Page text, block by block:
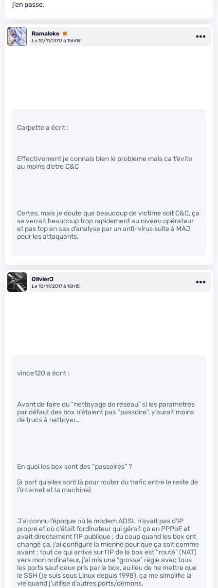
j’en passe.
Ramaloke Premium
Le 10/11/2017 à 15h09
Carpette a écrit :
Effectivement je connais bien le probleme mais ca t’evite
au moins d’etre C&C
Certes, mais je doute que beaucoup de victime soit C&C, ça
se verrait beaucoup trop rapidement au niveau opérateur
et pas top en cas d’analyse par un anti-virus suite à MAJ
pour les attaquants.
OlivierJ
Le 10/11/2017 à 15h15
vince120 a écrit :
Avant de faire du “nettoyage de réseau” si les paramètres
par défaut des box n’étaient pas “passoire”, y’aurait moins
de trucs à nettoyer…
En quoi les box sont des “passoires” ?
(à part qu’elles sont là pour router du trafic entre le reste de
l’Internet et ta machine)
J’ai connu l’époque où le modem ADSL n’avait pas d’IP
propre et où c’était l’ordinateur qui gérait ça en PPPoE et
avait directement l’IP publique ; du coup quand les box ont
changé ça, j’ai configuré la mienne pour que ça soit comme
avant : tout ce qui arrive sur l’IP de la box est “routé” (NAT)
vers mon ordinateur, j’ai mis une “grosse” règle avec tous
les ports sauf ceux pris par la box, au lieu de ne mettre que
le SSH (je suis sous Linux depuis 1998), ça me simplifie la
vie quand j’utilise d’autres ports/démons.